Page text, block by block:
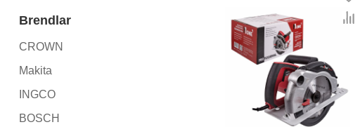
Brendlar
CROWN
Makita
INGCO
BOSCH